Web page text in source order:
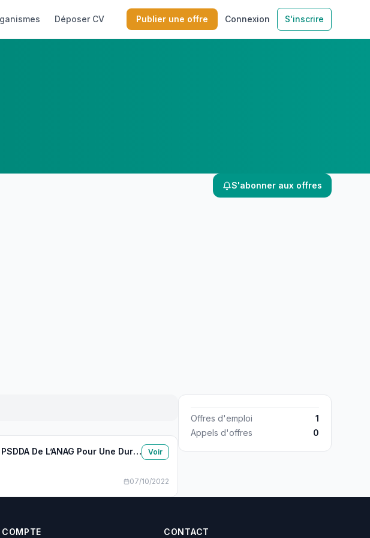
Déposer CV Publier une offre Connexion S'inscrire
S'abonner aux offres
Recrutement D'un Consultant Assistant Technique En Appui Au Plan Quinquennal Du PSDDA De L’ANAG Pour Une Durée De 9 Mois Voir
07/10/2022
Offres d'emploi
1
Appels d'offres
0
CONTACT